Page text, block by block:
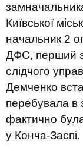
Київської
начальник 2
ДФС, перший
слідчого
Демченко
перебувала в
фактично
у Конча-Заспі.